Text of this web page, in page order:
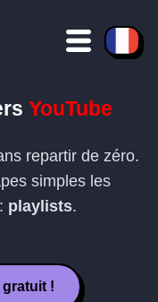
YouTube
repartir de zéro.
simples les
playlists.
gratuit !